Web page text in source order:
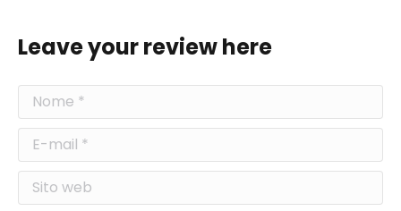
Leave your review here
Nome *
E-mail *
Sito web